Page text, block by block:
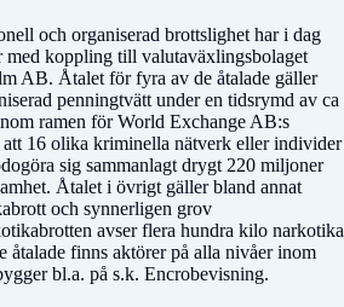
och organiserad brottslighet har i dag
med koppling till valutaväxlingsbolaget
AB. Åtalet för fyra av de åtalade gäller
penningtvätt under en tidsrymd av ca
ramen för World Exchange AB:s
16 olika kriminella nätverk eller individer
sig sammanlagt drygt 220 miljoner
Åtalet i övrigt gäller bland annat
och synnerligen grov
avser flera hundra kilo narkotika
åtalade finns aktörer på alla nivåer inom
bl.a. på s.k. Encrobevisning.